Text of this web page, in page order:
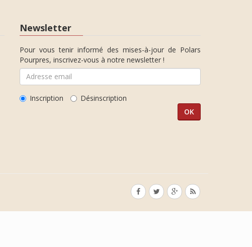
Newsletter
Pour vous tenir informé des mises-à-jour de Polars
Pourpres, inscrivez-vous à notre newsletter !
Inscription Désinscription